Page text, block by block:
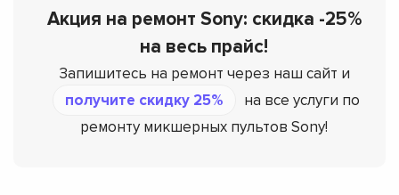
Акция на ремонт Sony: скидка -25%
на весь прайс!
Запишитесь на ремонт через наш сайт и
получите скидку 25%
на все услуги по
ремонту микшерных пультов Sony!